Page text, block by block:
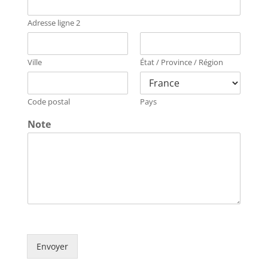
Adresse ligne 2
Ville État / Province / Région
Code postal Pays
Note
Envoyer